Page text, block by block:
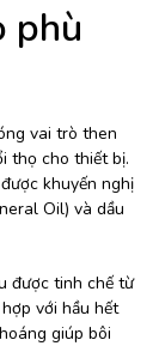
phù
vai trò then
thọ cho thiết bị.
khuyến nghị
Oil) và dầu
được tinh chế từ
với hầu hết
giúp bôi